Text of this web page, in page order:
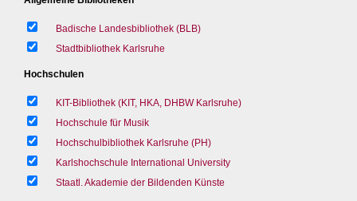
Badische Landesbibliothek (BLB)
Stadtbibliothek Karlsruhe
Hochschulen
KIT-Bibliothek (KIT, HKA, DHBW Karlsruhe)
Hochschule für Musik
Hochschulbibliothek Karlsruhe (PH)
Karlshochschule International University
Staatl. Akademie der Bildenden Künste